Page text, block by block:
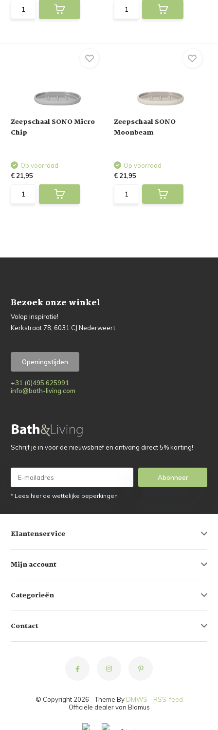
Zeepschaal SONO Micro
Chip
Op voorraad
€ 21,95
Zeepschaal SONO
Moonbeam
Op voorraad
€ 21,95
Bezoek onze winkel
Volop inspiratie!
Kerkstraat 78, 6031 CJ Nederweert
Openingstijden
+31 (0)495 625991
info@bath-living.com
Schrijf je in voor de nieuwsbrief en ontvang direct 5% korting!
Abonneer
* Lees hier de wettelijke beperkingen
Klantenservice
Mijn account
Categorieën
Contact
© Copyright 2026 - Theme By DMWS - RSS-feed
Officiële dealer van Blomus